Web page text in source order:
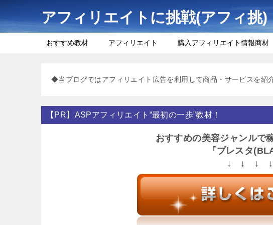
アフィリエイトに挑戦(アフィ
おすすめ教材 アフィリエイト 購入アフィリエイト情報商材
◆当ブログではアフィリエイト広告を利用して商品・サービスを紹
【PR】ASPアフィリエイト“最初の一歩”教材！
おすすめの美容ジャンルで
『ブレスタ
↓ ↓ ↓